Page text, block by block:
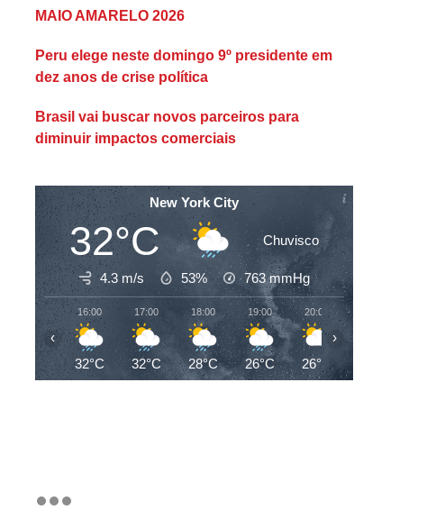
MAIO AMARELO 2026
Peru elege neste domingo 9º presidente em
dez anos de crise política
Brasil vai buscar novos parceiros para
diminuir impactos comerciais
New York City
32°C Chuvisco
4.3 m/s 53% 763mmHg
16:00
32°C
17:00
32°C
18:00
28°C
19:00
26°C
20:00
26°C
‹ ›